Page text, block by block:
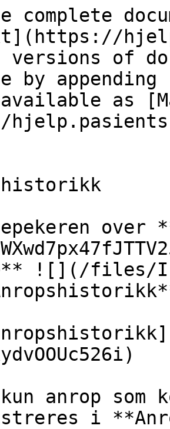
complete
versions of
by
as
![](/files/
anrop som
i